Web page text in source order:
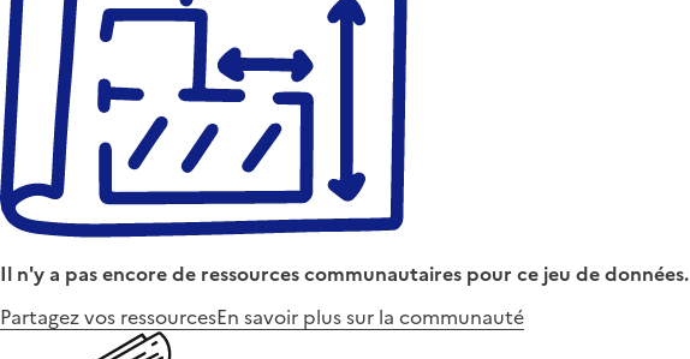
Il n'y a pas encore de ressources communautaires pour ce jeu de données.
Partagez vos ressourcesEn savoir plus sur la communauté